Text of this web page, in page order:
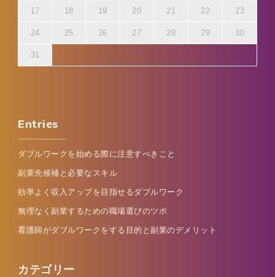
17 18 19 20 21 22 23
24 25 26 27 28 29 30
31
Entries
ダブルワークを始める際に注意すべきこと
副業先候補と必要なスキル
効率よく収入アップを目指せるダブルワーク
無理なく副業するための職場選びのツボ
看護師がダブルワークをする目的と副業のデメリット
カテゴリー